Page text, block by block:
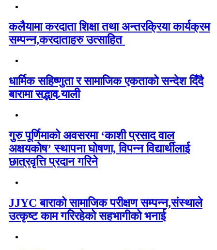
कलैयामा करदाता शिक्षा तथा अन्तरक्रिया कार्यक्रम
सम्पन्न,करदाताहरु उत्साहित
धार्मिक सहिष्णुता र सामाजिक एकताको सन्देश दिँदै
बारामा सद्भाव र्‍याली
गुरु पूर्णिमाको अवसरमा ‘काशी प्रसाद वाल
अक्षयकोष’ स्थापना घोषणा, विपन्न विद्यार्थीलाई
छात्रवृत्ति प्रदान गरिने
JJYC बाराको सामाजिक परीक्षण सम्पन्न,संस्थाले
उत्कृष्ट काम गरिरहेको सहभागीको भनाई